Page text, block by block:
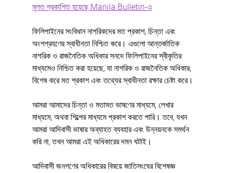
মূলত প্রকাশিত হয়েছে Manila Bulletin-এ
ফিলিপাইনের সংবিধান নাগরিকদের মত প্রকাশ, চিন্তা এবং
অংশগ্রহণের স্বাধীনতা নিশ্চিত করে। এগুলো আন্তর্জাতিক
নাগরিক ও রাজনৈতিক অধিকার সনদে ফিলিপাইনের স্বীকৃতির
মাধ্যমেও নিশ্চিত করা হয়েছে, যা নাগরিক ও রাজনৈতিক অধিকার,
বিশেষ করে মত প্রকাশ এবং তথ্যের স্বাধীনতা রক্ষার চেষ্টা করে।
আমরা আমাদের চিন্তা ও মতামত ভাষণের মাধ্যমে, লেখার
মাধ্যমে, অথবা শিল্পের মাধ্যমে প্রকাশ করতে পারি। তবে, যখন
আমরা আদিবাসী ভাষার অব্যাহত ব্যবহার এবং উন্নয়নকে সমর্থন
করি না, তখন আমরা এই অধিকারের দমন ঘটাই।
আদিবাসী জনগণের অধিকারের বিষয়ে জাতিসংঘের বিশেষজ্ঞ